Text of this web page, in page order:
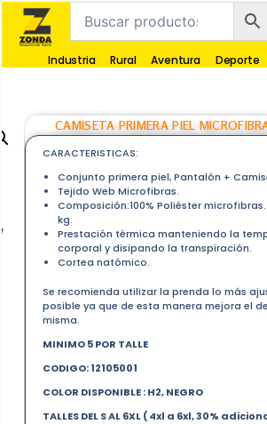
Industria Rural Aventura Deporte
CAMISETA PRIMERA PIEL
CARACTERISTICAS:
Conjunto primera piel, Pantalón +
Tejido Web Microfibras.
Composición:100% Poliéster
kg.
Prestación térmica manteniendo la
corporal y disipando la transpiración.
Cortea natómico.
Se recomienda utilizar la prenda lo más
posible ya que de esta manera mejora el
misma.
MINIMO 5 POR TALLE
CODIGO:12105001
COLOR DISPONIBLE : H2, NEGRO
TALLES DEL S AL 6XL ( 4xl a 6xl, 30%